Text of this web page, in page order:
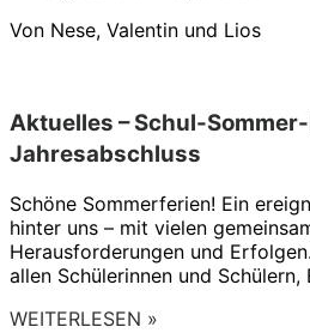
Von Nese, Valentin und Lios
Aktuelles – Schul-Sommer-
Jahresabschluss
Schöne Sommerferien! Ein
hinter uns – mit vielen
Herausforderungen und
allen Schülerinnen und Schülern,
WEITERLESEN »